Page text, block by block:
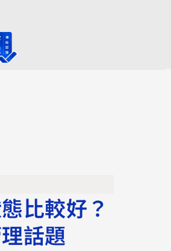
比較好？
話題